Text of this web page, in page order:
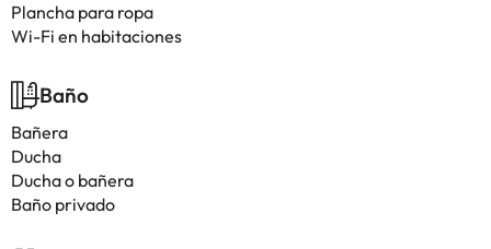
Plancha para ropa
Wi-Fi en habitaciones
Baño
Bañera
Ducha
Ducha o bañera
Baño privado